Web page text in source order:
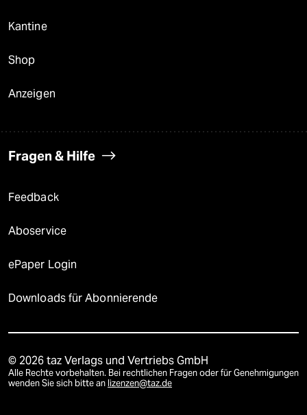
Kantine
Shop
Anzeigen
Fragen & Hilfe
Feedback
Aboservice
ePaper Login
Downloads für Abonnierende
© 2026 taz Verlags und Vertriebs GmbH
Alle Rechte vorbehalten. Bei rechtlichen Fragen oder für Genehmigungen
wenden Sie sich bitte an lizenzen@taz.de